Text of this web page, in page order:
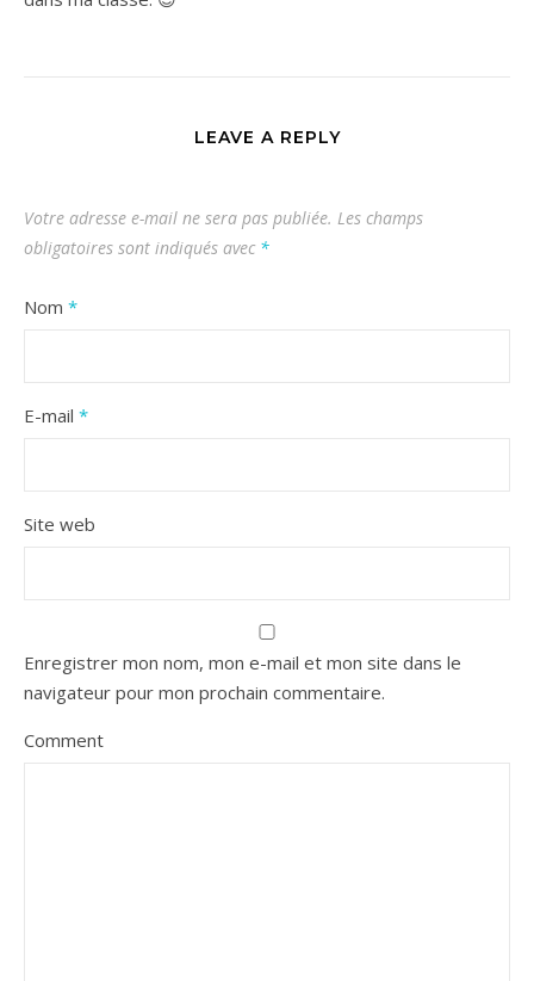
LEAVE A REPLY
Votre adresse e-mail ne sera pas publiée. Les champs
obligatoires sont indiqués avec *
Nom *
E-mail *
Site web
Enregistrer mon nom, mon e-mail et mon site dans le
navigateur pour mon prochain commentaire.
Comment